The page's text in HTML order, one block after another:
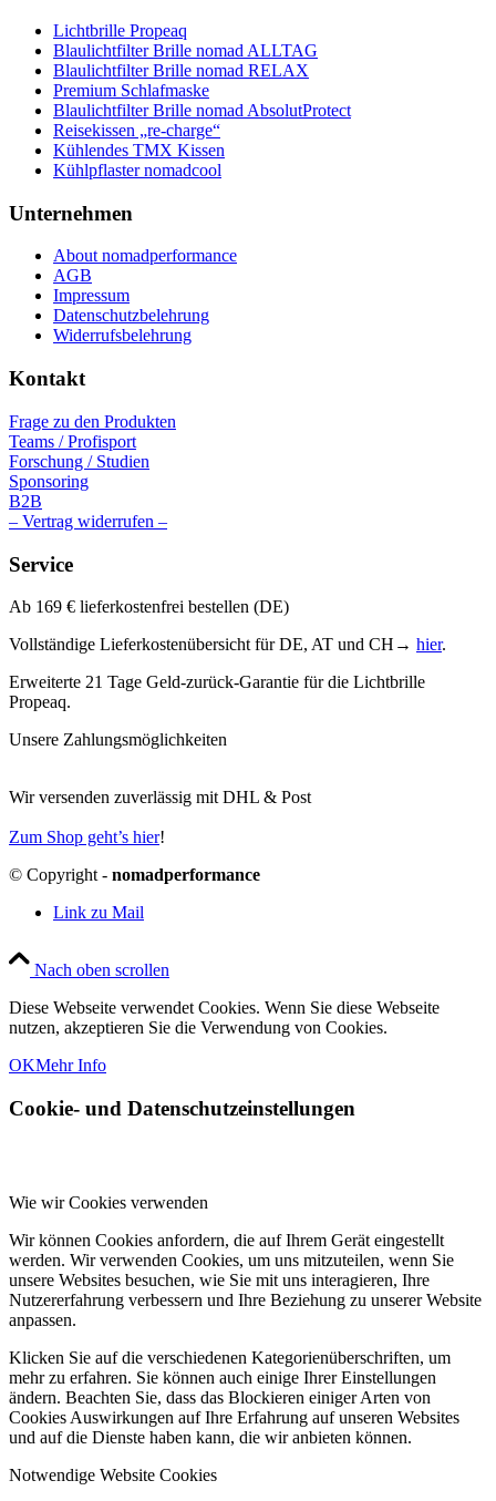
Lichtbrille Propeaq
Blaulichtfilter Brille nomad ALLTAG
Blaulichtfilter Brille nomad RELAX
Premium Schlafmaske
Blaulichtfilter Brille nomad AbsolutProtect
Reisekissen „re-charge“
Kühlendes TMX Kissen
Kühlpflaster nomadcool
Unternehmen
About nomadperformance
AGB
Impressum
Datenschutzbelehrung
Widerrufsbelehrung
Kontakt
Frage zu den Produkten
Teams / Profisport
Forschung / Studien
Sponsoring
B2B
– Vertrag widerrufen –
Service
Ab 169 € lieferkostenfrei bestellen (DE)
Vollständige Lieferkostenübersicht für DE, AT und CH→ hier.
Erweiterte 21 Tage Geld-zurück-Garantie für die Lichtbrille
Propeaq.
Unsere Zahlungsmöglichkeiten
Wir versenden zuverlässig mit DHL & Post
Zum Shop geht’s hier!
© Copyright - nomadperformance
Link zu Mail
Nach oben scrollen
Diese Webseite verwendet Cookies. Wenn Sie diese Webseite
nutzen, akzeptieren Sie die Verwendung von Cookies.
OKMehr Info
Cookie- und Datenschutzeinstellungen
Wie wir Cookies verwenden
Wir können Cookies anfordern, die auf Ihrem Gerät eingestellt
werden. Wir verwenden Cookies, um uns mitzuteilen, wenn Sie
unsere Websites besuchen, wie Sie mit uns interagieren, Ihre
Nutzererfahrung verbessern und Ihre Beziehung zu unserer Website
anpassen.
Klicken Sie auf die verschiedenen Kategorienüberschriften, um
mehr zu erfahren. Sie können auch einige Ihrer Einstellungen
ändern. Beachten Sie, dass das Blockieren einiger Arten von
Cookies Auswirkungen auf Ihre Erfahrung auf unseren Websites
und auf die Dienste haben kann, die wir anbieten können.
Notwendige Website Cookies